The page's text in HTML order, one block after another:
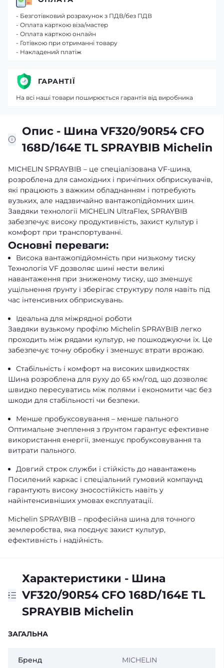
Опис - Шина VF320/90R54 CFO
168D/164E TL SPRAYBIB Michelin
MICHELIN SPRAYBIB – це спеціалізована VF-шина,
розроблена для самохідних і причіпних обприскувачів,
які працюють з важким обладнанням і потребують
вузьких, але надзвичайно вантажопідйомних шин.
Завдяки технології MICHELIN UltraFlex, SPRAYBIB
забезпечує високу продуктивність, захист культур і
комфорт при транспортуванні.
Основні переваги:
Висока вантажопідйомність при низькому тиску
Технологія VF дозволяє шині нести великі
навантаження при зниженому тиску, що зменшує
ущільнення ґрунту і зберігає структуру поля навіть під
час інтенсивних обприскувань.
Ідеальна для міжрядної роботи
Завдяки вузькому профілю Michelin SPRAYBIB легко
проходить між рядами культур, не пошкоджуючи їх. Це
забезпечує точну обробку і зменшує втрати врожаю.
Стабільність і комфорт на високих швидкостях
Шина розроблена для руху до 65 км/год, що дозволяє
швидко пересуватись між полями і економити час без
шкоди для стабільності чи безпеки.
Менше пробуксовування – менше пального
Оптимальне зчеплення з ґрунтом гарантує ефективне
використання енергії, зменшує пробуксовування та
витрати пального.
Довгий строк служби і стійкість до навантажень
Посилений каркас і спеціальний гумовий компаунд
гарантують високу зносостійкість навіть у
найінтенсивніших умовах експлуатації.
Michelin SPRAYBIB – професійна шина для точного
землеробства, яка поєднує захист культур,
ефективність і надійність.
Характеристики - Шина
VF320/90R54 CFO 168D/164E TL
SPRAYBIB Michelin
ЗАГАЛЬНА
Бренд MICHELIN
- Безготівковий розрахунок з ПДВ/без ПДВ
- Оплата карткою віза/мастер
- Оплата карткою онлайн
- Готівкою при отриманні товару
- Накладений платіж
ГАРАНТІЇ
На всі наші товари поширюється гарантія від виробника